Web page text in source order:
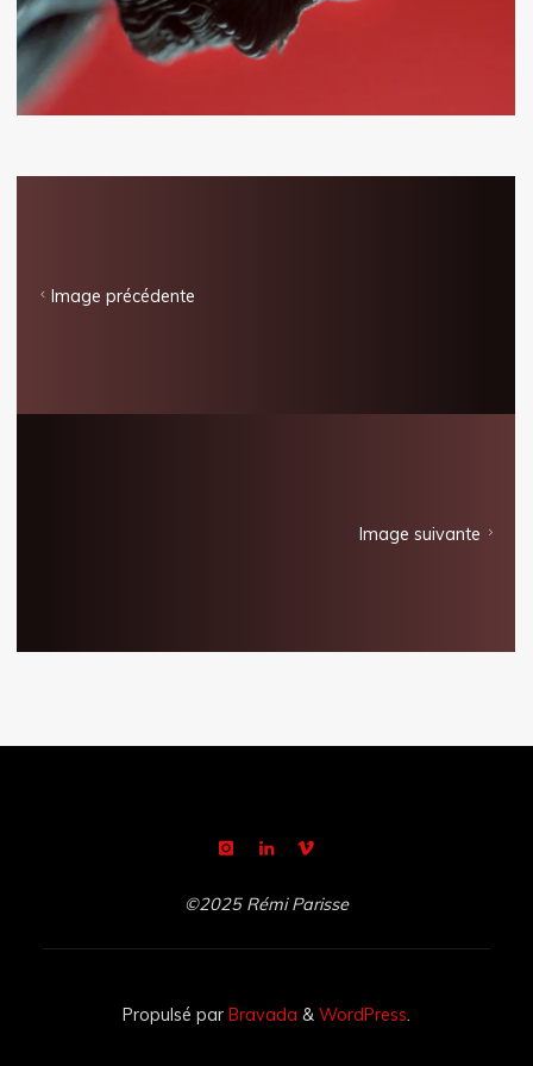
Image précédente
Image suivante
©2025 Rémi Parisse
Propulsé par Bravada & WordPress.